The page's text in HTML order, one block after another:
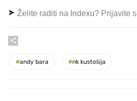
Želite raditi na Indexu? Prijavite
#andy bara #nk kustošija